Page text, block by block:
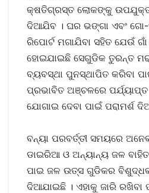
କ୍ଷତିଗ୍ରସ୍ତ ଲୋକଙ୍କୁ ଉପଯୁକ୍ତ
ଦିଆଯିବ । ଘର ଭଙ୍ଗା ଏବଂ
ରିପୋର୍ଟ ମଗାଯିବା ସହିତ ଯେଉଁ
ହୋଇଯାଇଛି ସେଗୁଡିକ ତୁରନ୍ତ
ବ୍ୟବସ୍ଥା ପୁନସ୍ଥାପିତ କରିବା
ପ୍ରଭାବିତ ଅଞ୍ଚଳରେ
ଯୋଗାଇ ଦେବା ପାଇଁ ପରାମର୍ଶ
ବନ୍ୟା ପରବର୍ତ୍ତୀ ସମୟରେ
ଡାଇରିଆ ଓ ଅନ୍ୟାନ୍ୟ ଜଳ
ପାଇ ଜଳ ଉତ୍ସ ଗୁଡିକର
ଦିଆଯାଇଛି । ଏହାକୁ ଜାରି ରଖିବା